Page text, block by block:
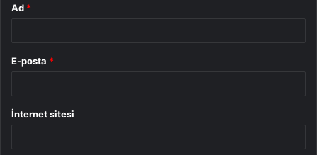
Ad *
E-posta *
İnternet sitesi